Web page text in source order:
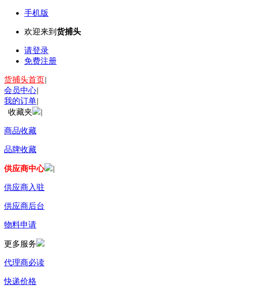
手机版
欢迎来到 货捕头
请登录
免费注册
货捕头首页|
会员中心|
我的订单|
收藏夹
|
商品收藏
品牌收藏
供应商中心 |
供应商入驻
供应商后台
物料申请
更多服务
代理商必读
快递价格